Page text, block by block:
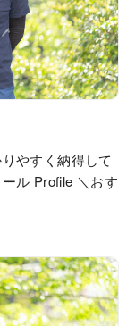
やすく納得して
ル Profile ＼おす